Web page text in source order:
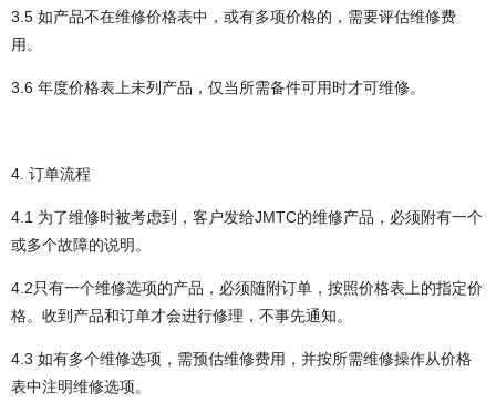
3.5 如产品不在维修价格表中，或有多项价格的，需要评估维修费
用。
3.6 年度价格表上未列产品，仅当所需备件可用时才可维修。
4. 订单流程
4.1 为了维修时被考虑到，客户发给JMTC的维修产品，必须附有一个
或多个故障的说明。
4.2只有一个维修选项的产品，必须随附订单，按照价格表上的指定价
格。收到产品和订单才会进行修理，不事先通知。
4.3 如有多个维修选项，需预估维修费用，并按所需维修操作从价格
表中注明维修选项。